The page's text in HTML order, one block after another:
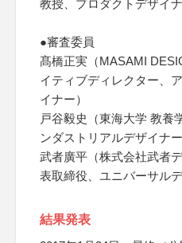
教授、プロダクトデザイナ
●審査委員
髙橋正実（MASAMI
イティブディレクター、
イナー）
戸谷毅史（東海大学 教養
ンダストリアルデザイナー
武者廣平（株式会社武者
表取締役、ユニバーサルデ
結果発表